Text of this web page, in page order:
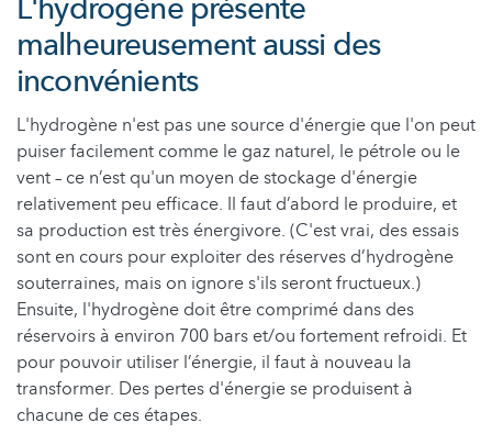
L'hydrogène présente
malheureusement aussi des
inconvénients
L'hydrogène n'est pas une source d'énergie que l'on peut
puiser facilement comme le gaz naturel, le pétrole ou le
vent – ce n’est qu'un moyen de stockage d'énergie
relativement peu efficace. Il faut d’abord le produire, et
sa production est très énergivore. (C'est vrai, des essais
sont en cours pour exploiter des réserves d’hydrogène
souterraines, mais on ignore s'ils seront fructueux.)
Ensuite, l'hydrogène doit être comprimé dans des
réservoirs à environ 700 bars et/ou fortement refroidi. Et
pour pouvoir utiliser l’énergie, il faut à nouveau la
transformer. Des pertes d'énergie se produisent à
chacune de ces étapes.